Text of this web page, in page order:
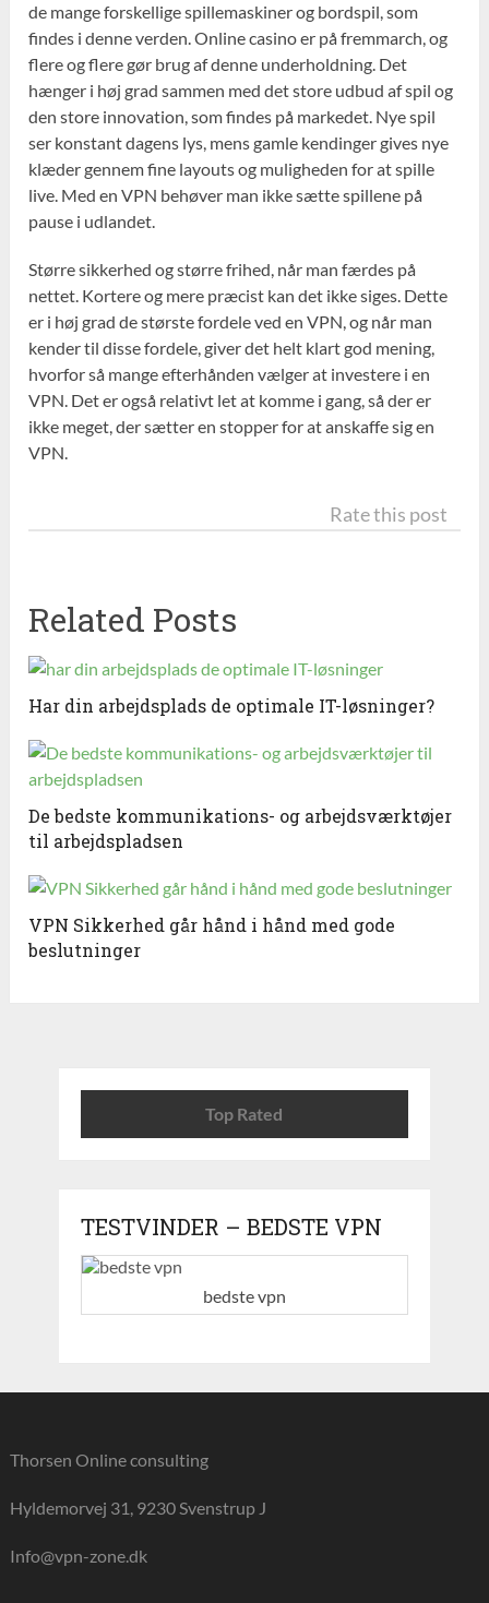
de mange forskellige spillemaskiner og bordspil, som
findes i denne verden. Online casino er på fremmarch, og
flere og flere gør brug af denne underholdning. Det
hænger i høj grad sammen med det store udbud af spil og
den store innovation, som findes på markedet. Nye spil
ser konstant dagens lys, mens gamle kendinger gives nye
klæder gennem fine layouts og muligheden for at spille
live. Med en VPN behøver man ikke sætte spillene på
pause i udlandet.
Større sikkerhed og større frihed, når man færdes på
nettet. Kortere og mere præcist kan det ikke siges. Dette
er i høj grad de største fordele ved en VPN, og når man
kender til disse fordele, giver det helt klart god mening,
hvorfor så mange efterhånden vælger at investere i en
VPN. Det er også relativt let at komme i gang, så der er
ikke meget, der sætter en stopper for at anskaffe sig en
VPN.
Rate this post
Related Posts
Har din arbejdsplads de optimale IT-løsninger?
De bedste kommunikations- og arbejdsværktøjer
til arbejdspladsen
VPN Sikkerhed går hånd i hånd med gode
beslutninger
Top Rated
TESTVINDER – BEDSTE VPN
bedste vpn
Thorsen Online consulting
Hyldemorvej 31, 9230 Svenstrup J
Info@vpn-zone.dk